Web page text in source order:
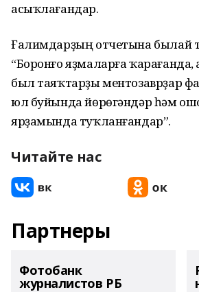
асыҡлағандар.
Ғалимдарҙың отчетына былай
“Боронғо яҙмаларға
был таяҡтарҙы ментозаврҙар
юл буйында йөрөгәндәр һәм
ярҙамында туҡланғандар”.
Читайте нас
Партнеры
Фотобанк
журналистов РБ